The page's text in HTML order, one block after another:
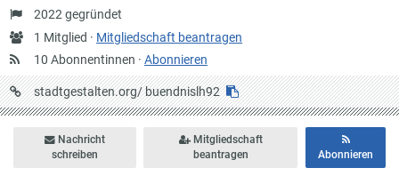
Gründung
2022 gegründet
Anzahl
Mitglieder
1 Mitglied · Mitgliedschaft beantragen
10 Abonnentinnen ·Abonnieren
URL
auf
stadtgestalten.org/ buendnislh92
Nachricht
schreiben
Mitgliedschaft
beantragen
Abonnieren